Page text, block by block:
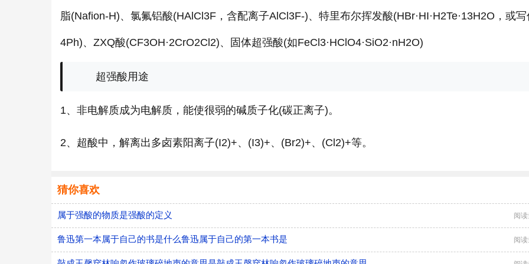
脂(Nafion-H)、氯氟铝酸(HAlCl3F，含配离子AlCl3F-)、特里布尔挥发酸(HBr·HI·H2Te·13H2O，或写
4Ph)、ZXQ酸(CF3OH·2CrO2Cl2)、固体超强酸(如FeCl3·HClO4·SiO2·nH2O)
超强酸用途
1、非电解质成为电解质，能使很弱的碱质子化(碳正离子)。
2、超酸中，解离出多卤素阳离子(I2)+、(I3)+、(Br2)+、(Cl2)+等。
猜你喜欢
属于强酸的物质是强酸的定义 阅
鲁迅第一本属于自己的书是什么鲁迅属于自己的第一本书是 阅